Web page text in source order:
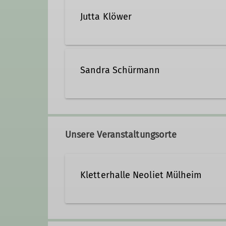
Jutta Klöwer
Qualifikationen
Sandra Schürmann
Trainer*in C Sportklettern Breitensport
Zusatzqualifikation Outdoor-
Unsere Veranstaltungsorte
Kletterhalle Neoliet Mülheim